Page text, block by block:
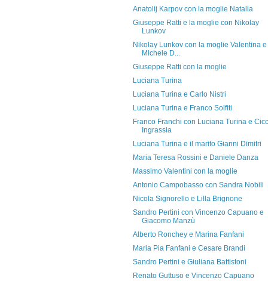
Anatolij Karpov con la moglie Natalia
Giuseppe Ratti e la moglie con Nikolay
Lunkov
Nikolay Lunkov con la moglie Valentina e
Michele D...
Giuseppe Ratti con la moglie
Luciana Turina
Luciana Turina e Carlo Nistri
Luciana Turina e Franco Solfiti
Franco Franchi con Luciana Turina e
Ingrassia
Luciana Turina e il marito Gianni Dimitri
Maria Teresa Rossini e Daniele Danza
Massimo Valentini con la moglie
Antonio Campobasso con Sandra Nobili
Nicola Signorello e Lilla Brignone
Sandro Pertini con Vincenzo Capuano e
Giacomo Manzù
Alberto Ronchey e Marina Fanfani
Maria Pia Fanfani e Cesare Brandi
Sandro Pertini e Giuliana Battistoni
Renato Guttuso e Vincenzo Capuano